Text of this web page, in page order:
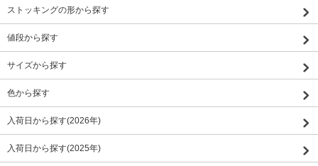
ストッキングの形から探す
値段から探す
サイズから探す
色から探す
入荷日から探す(2026年)
入荷日から探す(2025年)